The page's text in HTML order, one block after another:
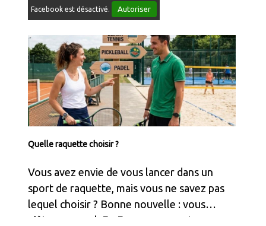
Facebook est désactivé. Autoriser
Quelle raquette choisir ?
Vous avez envie de vous lancer dans un
sport de raquette, mais vous ne savez pas
lequel choisir ? Bonne nouvelle : vous
n’êtes pas seul. En France, ces quatre